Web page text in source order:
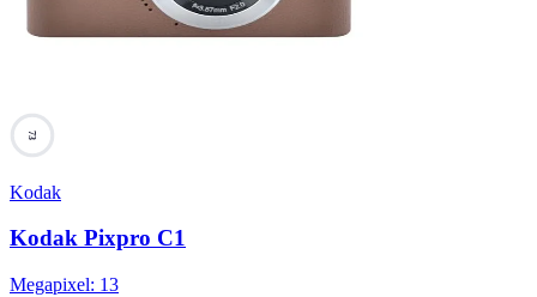
73
Kodak
Kodak Pixpro C1
Megapixel: 13